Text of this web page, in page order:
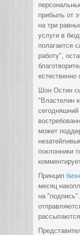
прибыль от
на три
услуги в
полагается
работу",
естественно
Шон Остин
"Властелин
может
поклонники
Принцип
месяц
на